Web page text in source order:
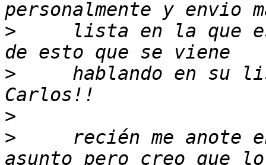
>
lista en la que
>
hablando en su
>
>
recién me anote